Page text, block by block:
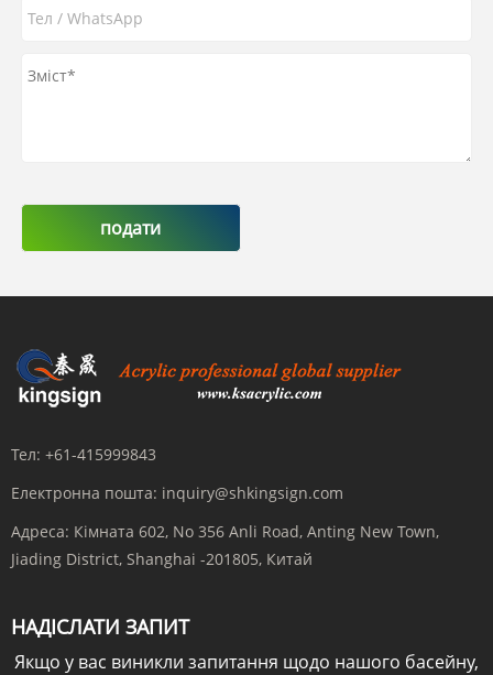
подати
Тел: +61-415999843
Електронна пошта: inquiry@shkingsign.com
Адреса: Кімната 602, No 356 Anli Road, Anting New Town,
Jiading District, Shanghai -201805, Китай
НАДІСЛАТИ ЗАПИТ
Якщо у вас виникли запитання щодо нашого басейну,